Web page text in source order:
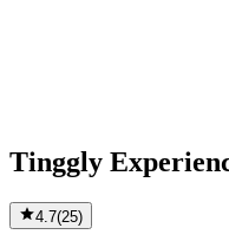
Tinggly
4.7(25)